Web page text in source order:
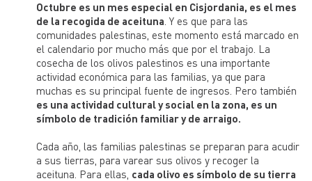
Octubre es un mes especial en Cisjordania, es el mes
de la recogida de aceituna . Y es que para las
comunidades palestinas, este momento está marcado en
el calendario por mucho más que por el trabajo. La
cosecha de los olivos palestinos es una importante
actividad económica para las familias, ya que para
muchas es su principal fuente de ingresos. Pero también
es una actividad cultural y social en la zona, es un
símbolo de tradición familiar y de arraigo.
Cada año, las familias palestinas se preparan para acudir
a sus tierras, para varear sus olivos y recoger la
aceituna. Para ellas, cada olivo es símbolo de su tierra